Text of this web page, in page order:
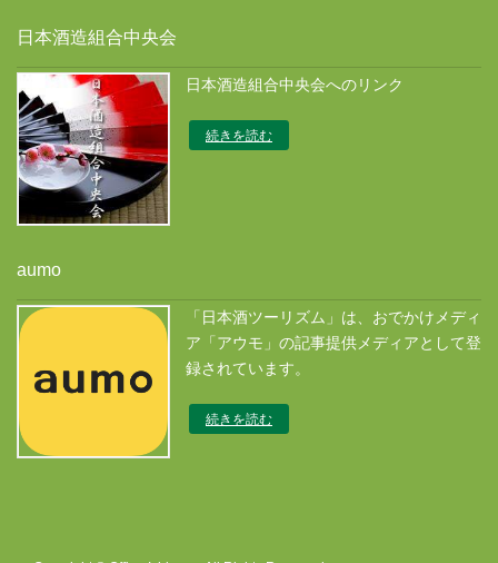
日本酒造組合中央会
日本酒造組合中央会へのリンク
続きを読む
aumo
「日本酒ツーリズム」は、おでかけメディ
ア「アウモ」の記事提供メディアとして登
録されています。
続きを読む